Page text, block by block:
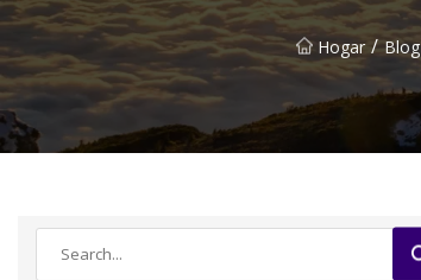
Hogar / Blog